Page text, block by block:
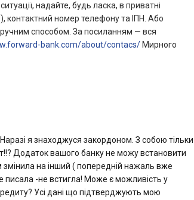
надайте, будь ласка, в приватні
контактний номер телефону та ІПН. Або
способом. За посиланням — вся
bank.com/about/contacs/ Мирного
я знаходжуся закордоном. З собою тільки
Додаток вашого банку не можу встановити
змінила на інший ( попередній нажаль вже
писала -не встигла! Може є можливість у
Усі дані що підтверджують мою